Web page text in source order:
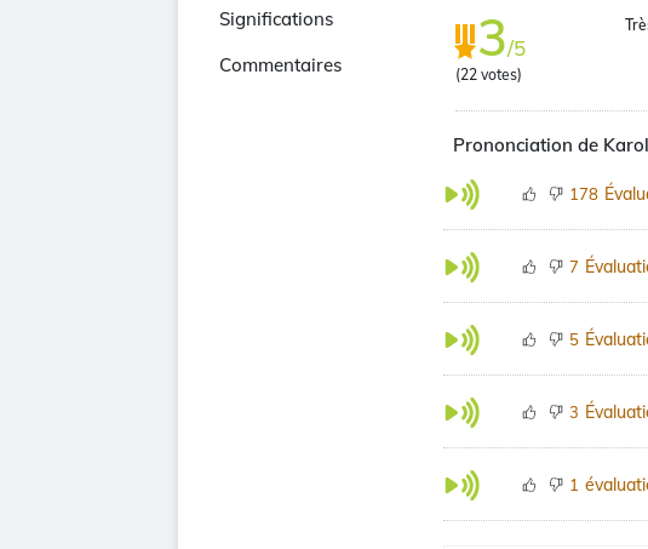
Significations
Commentaires
3/5
(22 votes)
Prononciation de
178
7
5
3
1